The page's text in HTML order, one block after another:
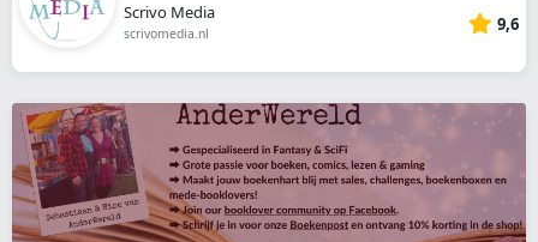
Scrivo Media
scrivomedia.nl 9,6